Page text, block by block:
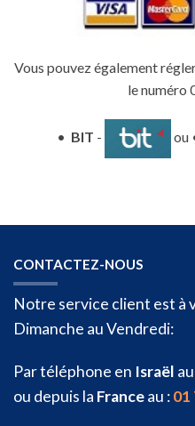
Vous pouvez également
le numéro
• BIT - ou
CONTACTEZ-NOUS
Notre service client est à
Dimanche au Vendredi:
Par téléphone en Israël
ou depuis la Franceau :01